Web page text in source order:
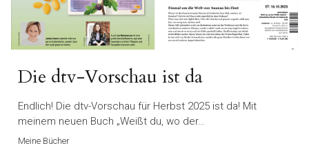
Die dtv-Vorschau ist da
Endlich! Die dtv-Vorschau für Herbst 2025 ist da! Mit
meinem neuen Buch „Weißt du, wo der…
Meine Bücher